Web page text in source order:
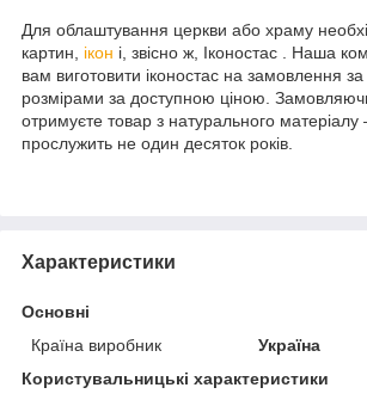
Для облаштування церкви або храму
картин, ікон і, звісно ж, Іконостас . Наша
вам виготовити іконостас на замовлення
розмірами за доступною ціною.
отримуєте товар з натурального
прослужить не один десяток років.
Характеристики
Основні
Країна виробник
Україна
Користувальницькі характеристики